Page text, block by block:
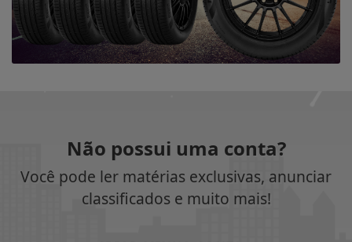
Não possui uma conta?
Você pode ler matérias exclusivas, anunciar
classificados e muito mais!